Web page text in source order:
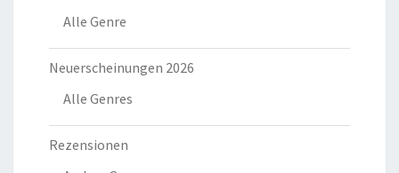
Alle Genre
Neuerscheinungen 2026
Alle Genres
Rezensionen